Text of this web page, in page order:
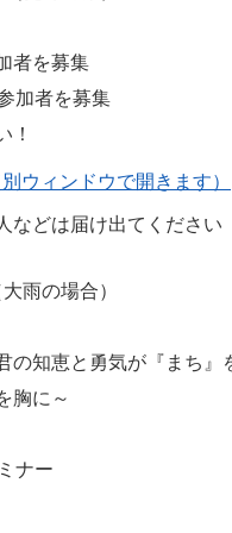
者を募集
加者を募集
！
ウィンドウで開きます）
などは届け出てください
雨の場合）
の知恵と勇気が『まち』
胸に～
ナー